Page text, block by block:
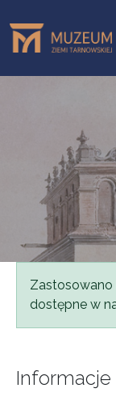
Komunikat
Zastosowano
dostępne w
Informacje